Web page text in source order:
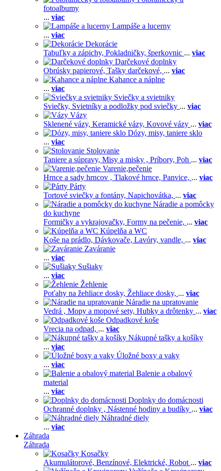
fotoalbumy
... viac
Lampáše a lucerny
... viac
Dekorácie
Tabuľky a zápichy, Pokladničky, šperkovnic ... viac
Darčekové doplnky
Obrúsky papierové, Tašky darčekové, ... viac
Kahance a náplne
... viac
Sviečky a svietniky
Sviečky, Svietníky a podložky pod sviečky ... viac
Vázy
Sklenené vázy, Keramické vázy, Kovové vázy ... viac
Dózy, misy, taniere sklo
... viac
Stolovanie
Taniere a súpravy, Misy a misky , Príbory, Poh ... viac
Varenie,pečenie
Hrnce a sady hrncov , Tlakové hrnce, Panvice, ... viac
Párty
Tortové sviečky a fontány, Napichovátka, ... viac
Náradie a pomôcky
do kuchyne
Formičky a vykrajovačky, Formy na pečenie, ... viac
Kúpelňa a WC
Koše na prádlo, Dávkovače, Lavóry, vandle, ... viac
Zaváranie
... viac
Sušiaky
... viac
Žehlenie
Poťahy na žehliace dosky, Žehliace dosky, ... viac
Náradie na upratovanie
Vedrá , Mopy a mopové sety, Hubky a drôtenky ... viac
Odpadkové koše
Vrecia na odpad, ... viac
Nákupné tašky a košíky
... viac
Úložné boxy a vaky
... viac
Balenie a obalový
material
... viac
Doplnky do domácnosti
Ochranné doplnky , Nástenné hodiny a budíky ... viac
Náhradné diely
... viac
Záhrada
Záhrada
Kosačky
Akumulátorové, Benzínové, Elektrické, Robot ... viac